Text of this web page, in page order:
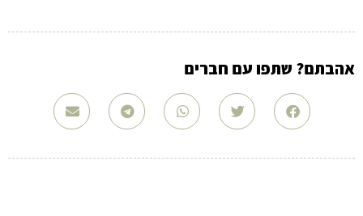
אהבתם? שתפו עם חברים